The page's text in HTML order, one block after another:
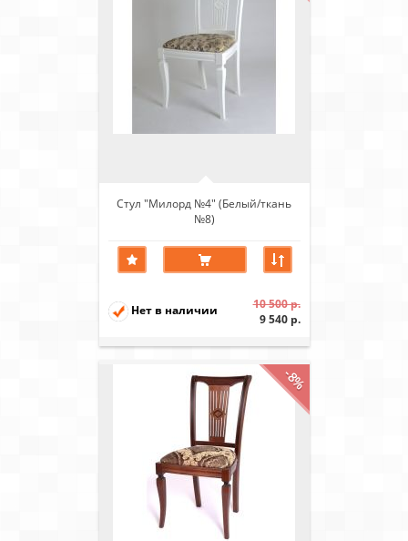
Стул "Милорд №4" (Белый/ткань
№8)
Нет в наличии
10 500 р.
9 540 р.
-8%